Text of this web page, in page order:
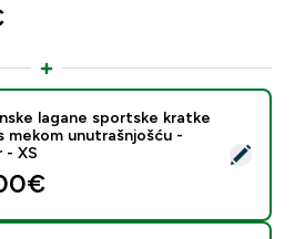
- MP ženske lagane sportske
lagane sportske kratke
mekom unutrašnjošću -
- XS